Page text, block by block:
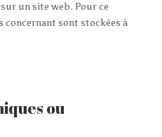
un site web. Pour ce
concernant sont stockées à
ou